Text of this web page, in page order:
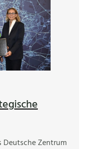
Deutsche Zentrum